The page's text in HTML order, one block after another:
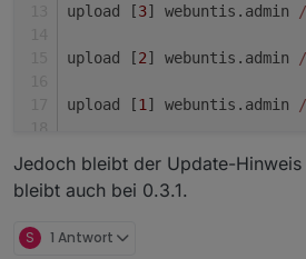
var htmlUnter= " <div
if (!htmlSignature)
//mit oder ohne
//log(htmlOut);
}
upload [3] webuntis.admin /
upload [2] webuntis.admin /
upload [1 ] webuntis.admin /
Process exited
Jedoch bleibt der Update-Hinweis
bleibt auch bei 0.3.1.
S 1 Antwort